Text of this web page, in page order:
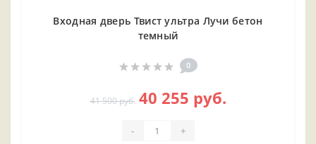
Входная дверь Твист ультра Лучи бетон
темный
0
41 500 руб. 40 255 руб.
- +